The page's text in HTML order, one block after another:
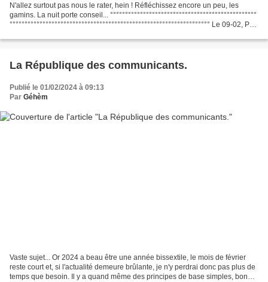
N'allez surtout pas nous le rater, hein ! Réfléchissez encore un peu, les
gamins. La nuit porte conseil... °°°°°°°°°°°°°°°°°°°°°°°°°°°°°°°°°°°°°°°°°°°°°°°°°
°°°°°°°°°°°°°°°°°°°°°°°°°°°°°°°°°°°°°°°°°°°°°°°°°°°°°°°°°°°°°°°°°°° Le 09-02, PM
La République des communicants.
Publié le 01/02/2024 à 09:13
Par Géhèm
Vaste sujet... Or 2024 a beau être une année bissextile, le mois de février
reste court et, si l'actualité demeure brûlante, je n'y perdrai donc pas plus de
temps que besoin. Il y a quand même des principes de base simples, bon